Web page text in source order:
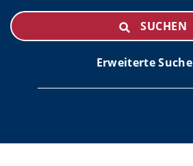
SUCHEN
Erweiterte Suche